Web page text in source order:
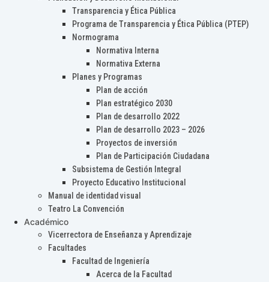
Transparencia y Ética Pública
Programa de Transparencia y Ética Pública (PTEP)
Normograma
Normativa Interna
Normativa Externa
Planes y Programas
Plan de acción
Plan estratégico 2030
Plan de desarrollo 2022
Plan de desarrollo 2023 – 2026
Proyectos de inversión
Plan de Participación Ciudadana
Subsistema de Gestión Integral
Proyecto Educativo Institucional
Manual de identidad visual
Teatro La Convención
Académico
Vicerrectora de Enseñanza y Aprendizaje
Facultades
Facultad de Ingeniería
Acerca de la Facultad